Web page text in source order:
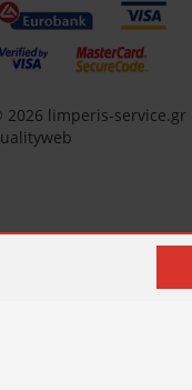
2026 limperis-service.gr